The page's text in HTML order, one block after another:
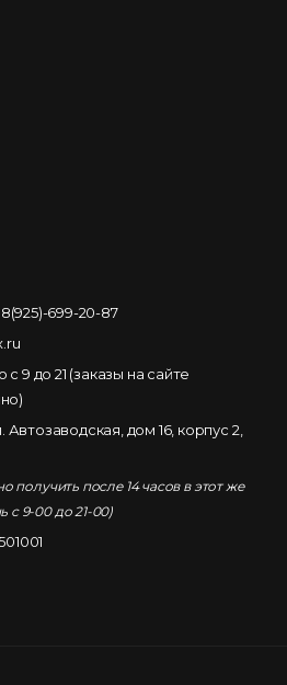
8(925)-699-20-87
9 до 21 (заказы на сайте
Автозаводская, дом 16, корпус 2,
получить после 14 часов в этот же
с 9-00 до 21-00)